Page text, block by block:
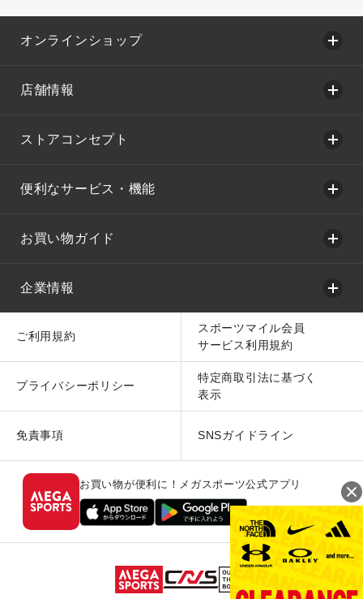
オンラインショップ
店舗情報
ストアコンセプト
便利なサービス・機能
お買い物ガイド
企業情報
ご利用規約
スポーツマイル会員
サービス利用規約
プライバシーポリシー
特定商取引法に基づく
表示
免責事項 SNSガイドライン
お買い物が便利に！メガスポーツ公式アプリ